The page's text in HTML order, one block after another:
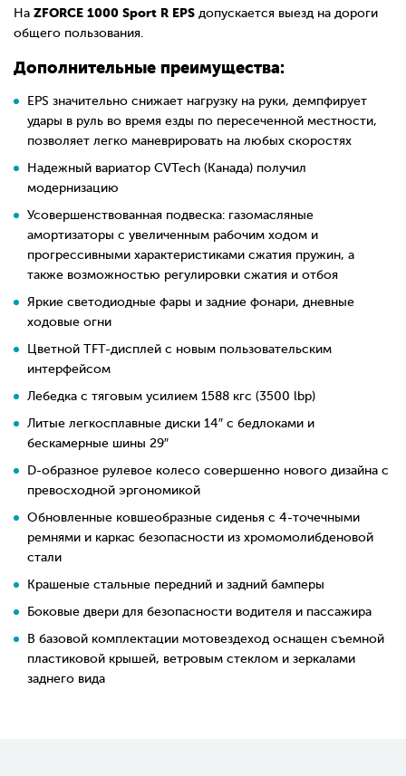
На ZFORCE 1000 Sport R EPS допускается выезд на дороги
общего пользования.
Дополнительные преимущества:
EPS значительно снижает нагрузку на руки, демпфирует
удары в руль во время езды по пересеченной местности,
позволяет легко маневрировать на любых скоростях
Надежный вариатор CVTech (Канада) получил
модернизацию
Усовершенствованная подвеска: газомасляные
амортизаторы с увеличенным рабочим ходом и
прогрессивными характеристиками сжатия пружин, а
также возможностью регулировки сжатия и отбоя
Яркие светодиодные фары и задние фонари, дневные
ходовые огни
Цветной TFT-дисплей с новым пользовательским
интерфейсом
Лебедка с тяговым усилием 1588 кгс (3500 lbp)
Литые легкосплавные диски 14″ с бедлоками и
бескамерные шины 29″
D-образное рулевое колесо совершенно нового дизайна с
превосходной эргономикой
Обновленные ковшеобразные сиденья с 4-точечными
ремнями и каркас безопасности из хромомолибденовой
стали
Крашеные стальные передний и задний бамперы
Боковые двери для безопасности водителя и пассажира
В базовой комплектации мотовездеход оснащен съемной
пластиковой крышей, ветровым стеклом и зеркалами
заднего вида